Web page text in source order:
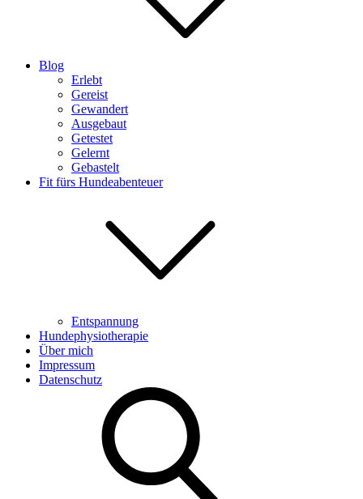
Blog
Erlebt
Gereist
Gewandert
Ausgebaut
Getestet
Gelernt
Gebastelt
Fit fürs Hundeabenteuer
Entspannung
Hundephysiotherapie
Über mich
Impressum
Datenschutz